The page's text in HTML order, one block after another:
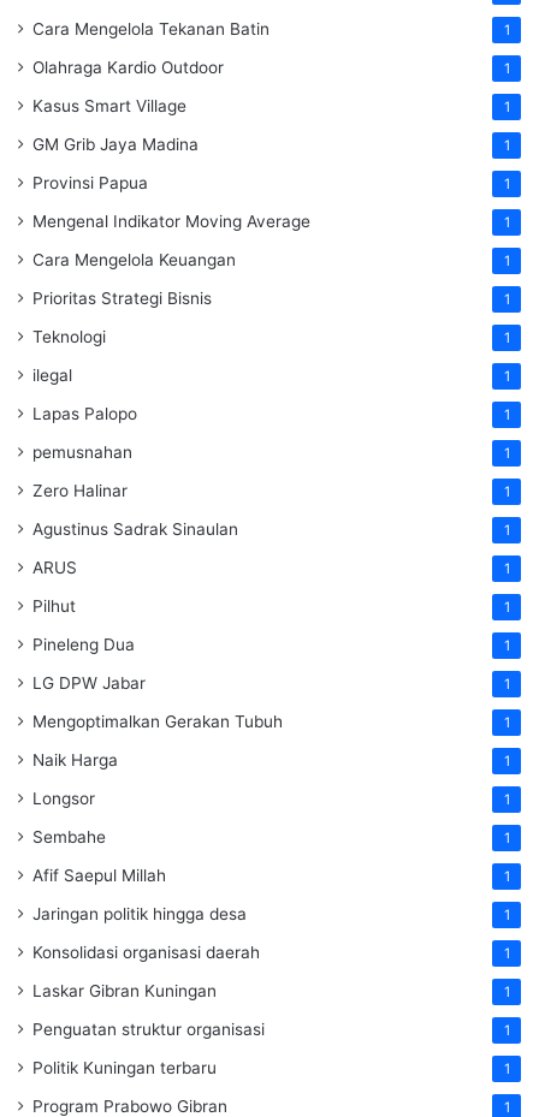
Cara Mengelola Tekanan Batin 1
Olahraga Kardio Outdoor 1
Kasus Smart Village 1
GM Grib Jaya Madina 1
Provinsi Papua 1
Mengenal Indikator Moving Average 1
Cara Mengelola Keuangan 1
Prioritas Strategi Bisnis 1
Teknologi 1
ilegal 1
Lapas Palopo 1
pemusnahan 1
Zero Halinar 1
Agustinus Sadrak Sinaulan 1
ARUS 1
Pilhut 1
Pineleng Dua 1
LG DPW Jabar 1
Mengoptimalkan Gerakan Tubuh 1
Naik Harga 1
Longsor 1
Sembahe 1
Afif Saepul Millah 1
Jaringan politik hingga desa 1
Konsolidasi organisasi daerah 1
Laskar Gibran Kuningan 1
Penguatan struktur organisasi 1
Politik Kuningan terbaru 1
Program Prabowo Gibran 1